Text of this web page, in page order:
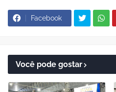
Facebook
Você pode gostar